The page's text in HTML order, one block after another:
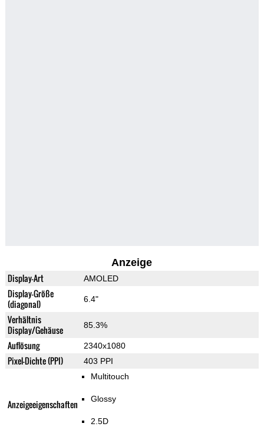
Anzeige
Display-Art AMOLED
Display-Größe
(diagonal)
6.4"
Verhältnis
Display/Gehäuse
85.3%
Auflösung 2340x1080
Pixel-Dichte (PPI) 403 PPI
Anzeigeeigenschaften
Multitouch
Glossy
2.5D